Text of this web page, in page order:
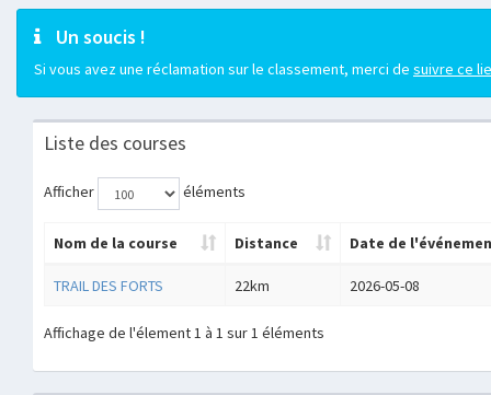
Un soucis !
Si vous avez une réclamation sur le classement, merci de suivre ce
Liste des courses
Afficher éléments
Nom de la course Distance Date de
TRAIL DES FORTS 22km 2026-05-08
Affichage de l'élement 1 à 1 sur 1 éléments